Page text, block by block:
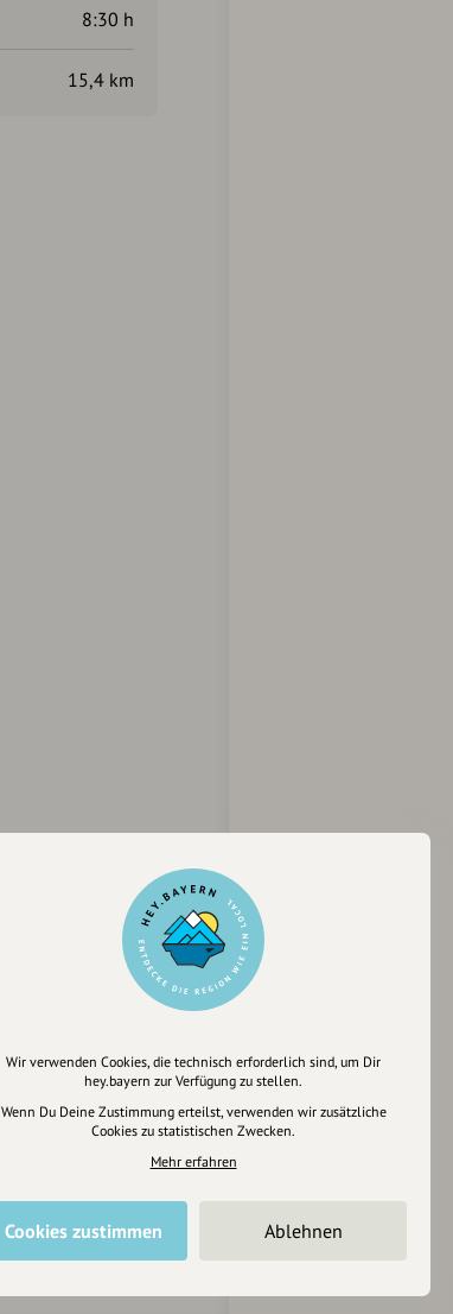
8:30 h
15,4 km
Wir verwenden Cookies, die technisch erforderlich sind, um Dir
hey.bayern zur Verfügung zu stellen.
Wenn Du Deine Zustimmung erteilst, verwenden wir zusätzliche
Cookies zu statistischen Zwecken.
Mehr erfahren
Cookies zustimmen Ablehnen